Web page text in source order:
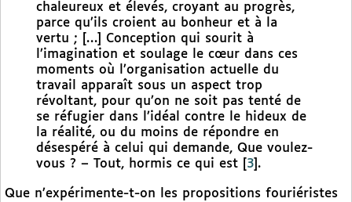
chaleureux et élevés, croyant au progrès,
parce qu’ils croient au bonheur et à la
vertu ; […] Conception qui sourit à
l’imagination et soulage le cœur dans ces
moments où l’organisation actuelle du
travail apparaît sous un aspect trop
révoltant, pour qu’on ne soit pas tenté de
se réfugier dans l’idéal contre le hideux de
la réalité, ou du moins de répondre en
désespéré à celui qui demande, Que voulez-
vous ? – Tout, hormis ce qui est
3 .
Que n’expérimente-t-on les propositions fouriéristes